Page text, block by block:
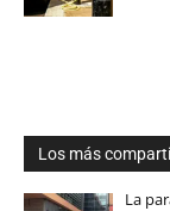
Los más
La